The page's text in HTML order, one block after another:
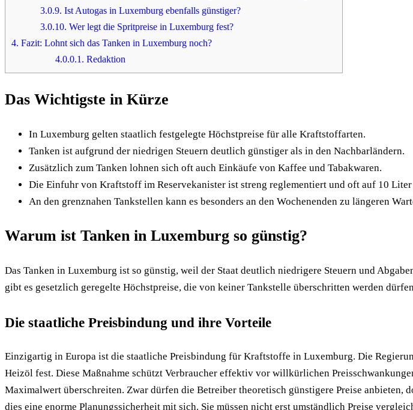
3.0.9. Ist Autogas in Luxemburg ebenfalls günstiger?
3.0.10. Wer legt die Spritpreise in Luxemburg fest?
4. Fazit: Lohnt sich das Tanken in Luxemburg noch?
4.0.0.1. Redaktion
Das Wichtigste in Kürze
In Luxemburg gelten staatlich festgelegte Höchstpreise für alle Kraftstoffarten.
Tanken ist aufgrund der niedrigen Steuern deutlich günstiger als in den Nachbarländern.
Zusätzlich zum Tanken lohnen sich oft auch Einkäufe von Kaffee und Tabakwaren.
Die Einfuhr von Kraftstoff im Reservekanister ist streng reglementiert und oft auf 10 Liter
An den grenznahen Tankstellen kann es besonders an den Wochenenden zu längeren
Warum ist Tanken in Luxemburg so günstig?
Das Tanken in Luxemburg ist so günstig, weil der Staat deutlich niedrigere Steuern und
gibt es gesetzlich geregelte Höchstpreise, die von keiner Tankstelle überschritten werden
Die staatliche Preisbindung und ihre Vorteile
Einzigartig in Europa ist die staatliche Preisbindung für Kraftstoffe in Luxemburg. Die
Heizöl fest. Diese Maßnahme schützt Verbraucher effektiv vor willkürlichen
Maximalwert überschreiten. Zwar dürfen die Betreiber theoretisch günstigere Preise anbieten,
dies eine enorme Planungssicherheit mit sich. Sie müssen nicht erst umständlich Preise